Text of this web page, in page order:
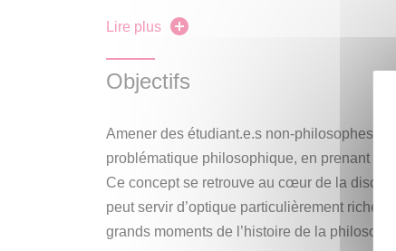
le christianisme, la Renaissance, les
mondiales, sans parler de notre propre
de la « post-vérité ». Il s’agira de voir de
peut nous armer face à des situations
cette manière, l’idée est de transmettre les
sa diversité conceptuelle, comme quelque
appliqué aux situations problématiques du
Lire plus
Objectifs
Amener des étudiant.e.s non-philosophes à
problématique philosophique, en prenant
Ce concept se retrouve au cœur de la
peut servir d’optique particulièrement riche
grands moments de l’histoire de la